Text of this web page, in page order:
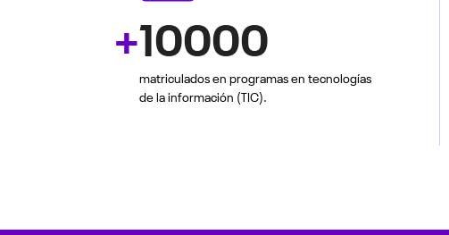
+10000
matriculados en programas en tecnologías
de la información (TIC).